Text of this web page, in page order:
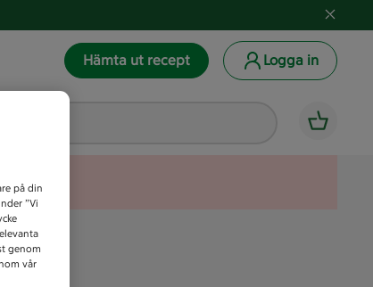
Hämta ut recept Logga in
på din
”Vi
genom
vår